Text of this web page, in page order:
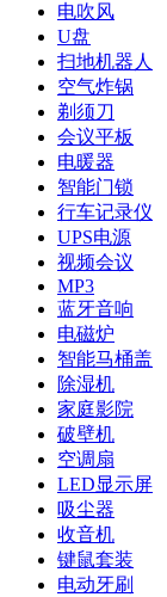
电吹风
U盘
扫地机器人
空气炸锅
剃须刀
会议平板
电暖器
智能门锁
行车记录仪
UPS电源
视频会议
MP3
蓝牙音响
电磁炉
智能马桶盖
除湿机
家庭影院
破壁机
空调扇
LED显示屏
吸尘器
收音机
键鼠套装
电动牙刷